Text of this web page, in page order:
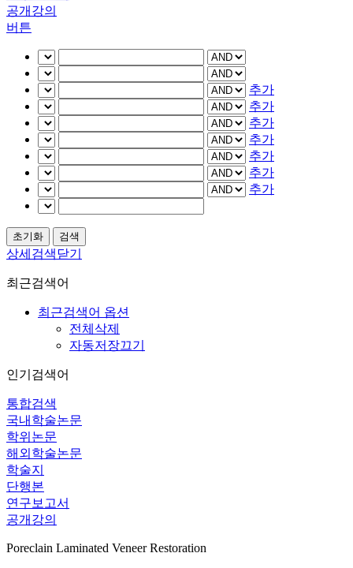
공개강의
버튼
추가
추가
추가
추가
추가
추가
추가
상세검색닫기
최근검색어
최근검색어 옵션
전체삭제
자동저장끄기
인기검색어
통합검색
국내학술논문
학위논문
해외학술논문
학술지
단행본
연구보고서
공개강의
Poreclain Laminated Veneer Restoration